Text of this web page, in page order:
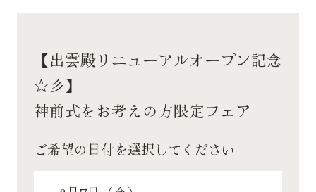
【出雲殿リニューアルオープン記念
☆彡】
神前式をお考えの方限定フェア
ご希望の日付を選択してください